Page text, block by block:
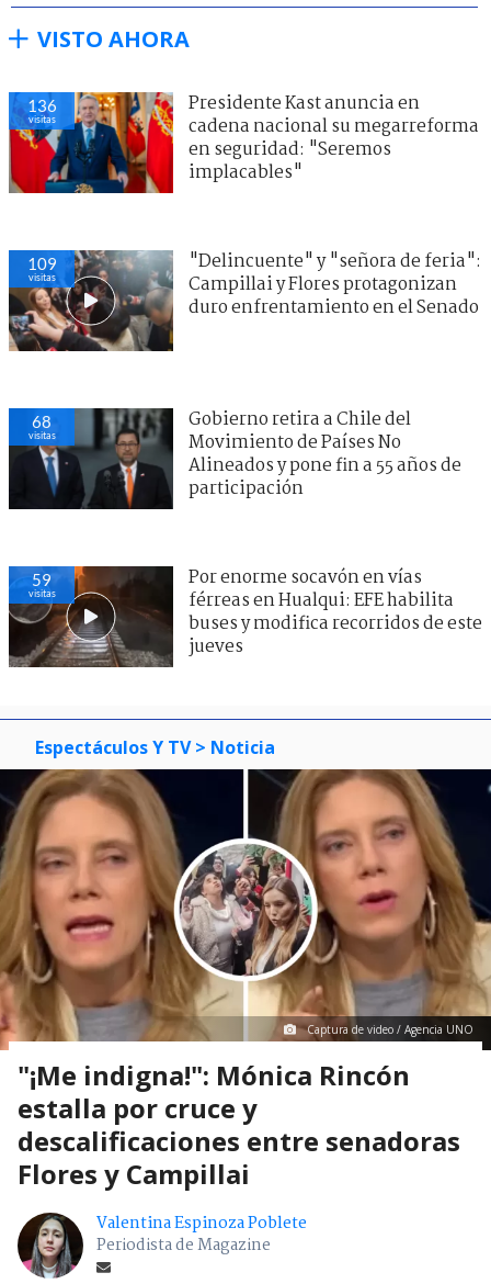
VISTO AHORA
136
visitas
Presidente Kast anuncia en
cadena nacional su megarreforma
en seguridad: "Seremos
implacables"
109
visitas
"Delincuente" y "señora de feria":
Campillai y Flores protagonizan
duro enfrentamiento en el Senado
68
visitas
Gobierno retira a Chile del
Movimiento de Países No
Alineados y pone fin a 55 años de
participación
59
visitas
Por enorme socavón en vías
férreas en Hualqui: EFE habilita
buses y modifica recorridos de este
jueves
Espectáculos Y TV > Noticia
Captura de video / Agencia UNO
"¡Me indigna!": Mónica Rincón
estalla por cruce y
descalificaciones entre senadoras
Flores y Campillai
Valentina Espinoza Poblete
Periodista de Magazine